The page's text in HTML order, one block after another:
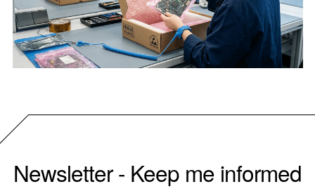
Newsletter - Keep me informed